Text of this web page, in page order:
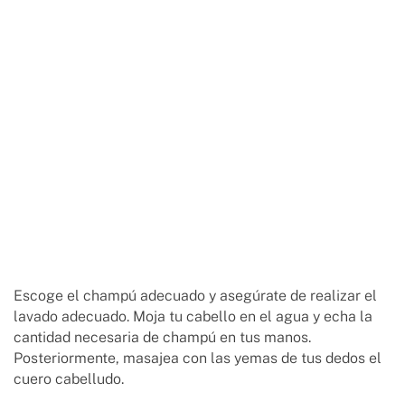
Escoge el champú adecuado y asegúrate de realizar el
lavado adecuado. Moja tu cabello en el agua y echa la
cantidad necesaria de champú en tus manos.
Posteriormente, masajea con las yemas de tus dedos el
cuero cabelludo.